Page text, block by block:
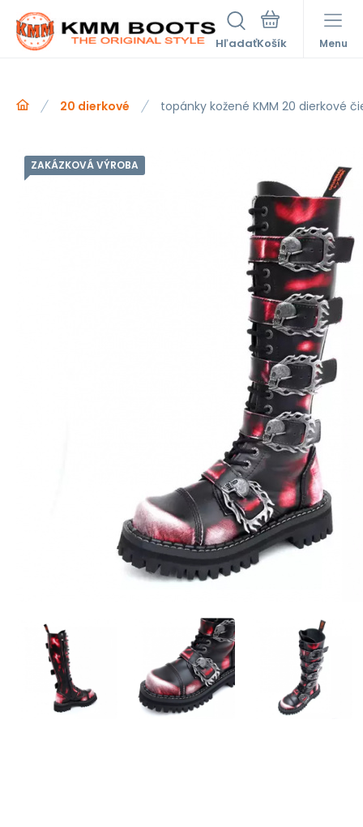
Hľadať Menu
20 dierkové topánky kožené KMM 20 dierkové
ZAKÁZKOVÁ VÝROBA